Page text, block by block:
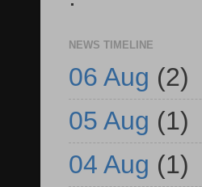
NEWS TIMELINE
06 Aug (2)
05 Aug (1)
04 Aug (1)